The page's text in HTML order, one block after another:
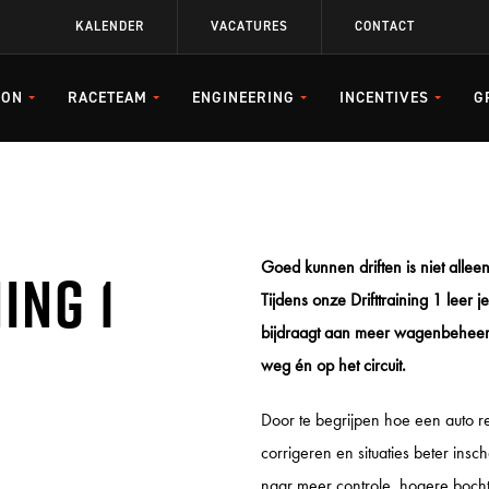
KALENDER VACATURES CONTACT
DRIFTTRAINING 2 MEPPEN
RACETEAM
PORSCHE CARRERA CUP
DUITSLAND
ENGINEERING
PORSCHE 996 MOTORSPORT
INCENTIVES
DRIFT INCENTIVE
PORSCHE INCENTIVE
1
Goed kunnen driften is niet
Tijdens onze Drifttraining 1 leer
bijdraagt aan meer
weg én op het circuit.
Door te begrijpen hoe een auto
corrigeren en situaties beter